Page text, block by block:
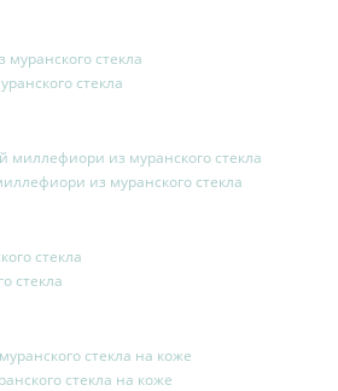
стекла
из муранского стекла
стекла
стекла на коже